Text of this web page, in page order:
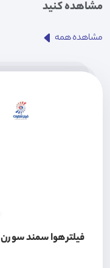
مشاهده کنید
مشاهده همه
فیلتر هوا سمند سورن EF7 سرکان 1296